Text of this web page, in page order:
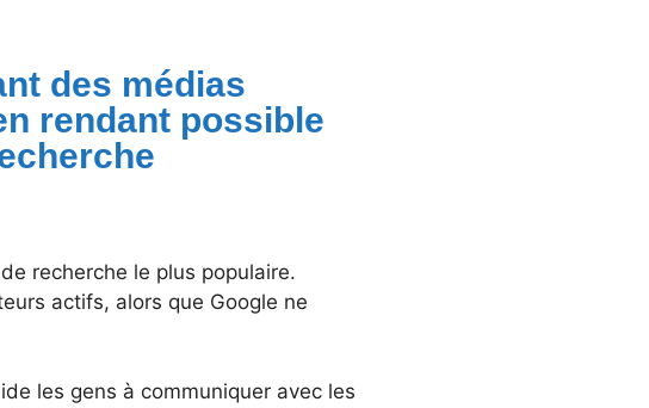
des médias
rendant possible
recherche le plus populaire.
actifs, alors que Google ne
les gens à communiquer avec les